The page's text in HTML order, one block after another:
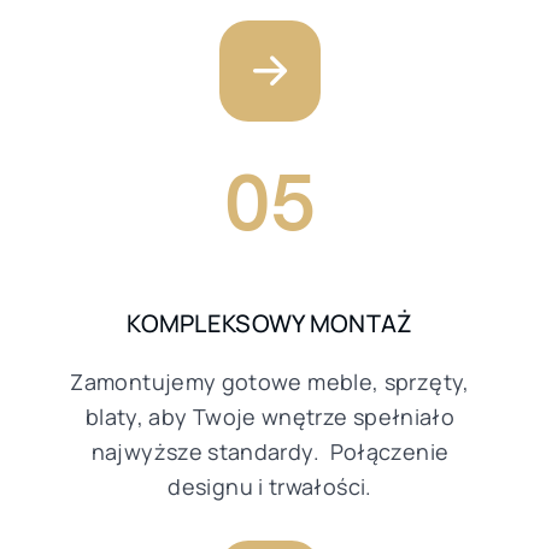
05
KOMPLEKSOWY MONTAŻ
Zamontujemy gotowe meble, sprzęty,
blaty, aby Twoje wnętrze spełniało
najwyższe standardy. Połączenie
designu i trwałości.